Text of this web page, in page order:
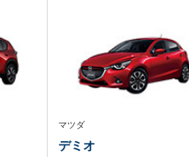
マツダ
デミオ